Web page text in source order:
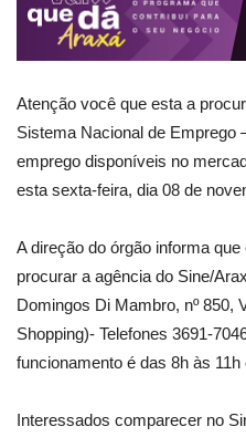
Atenção você que esta a
Sistema Nacional de Emprego
emprego disponíveis no
esta sexta-feira, dia 08 de
A direção do órgão informa
procurar a agência do Sine/
Domingos Di Mambro, nº 850,
Shopping)- Telefones 3691-
funcionamento é das 8h às 11h
Interessados comparecer no